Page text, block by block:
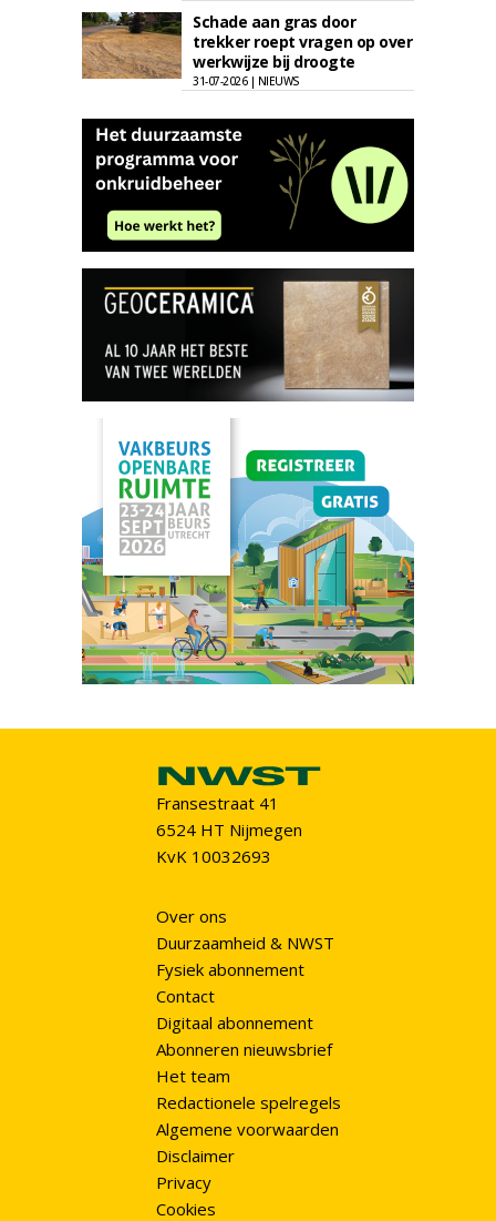
Schade aan gras door
trekker roept vragen op over
werkwijze bij droogte
31-07-2026 | NIEUWS
Fransestraat 41
6524 HT Nijmegen
KvK 10032693
Over ons
Duurzaamheid & NWST
Fysiek abonnement
Contact
Digitaal abonnement
Abonneren nieuwsbrief
Het team
Redactionele spelregels
Algemene voorwaarden
Disclaimer
Privacy
Cookies